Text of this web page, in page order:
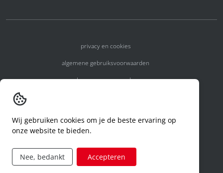
privacy en cookies
algemene gebruiksvoorwaarden
algemene voorwaarden
code of conduct
aanvraag rechten ivm privacy
Wij gebruiken cookies om je de beste ervaring op
onze website te bieden.
Nee, bedankt Accepteren